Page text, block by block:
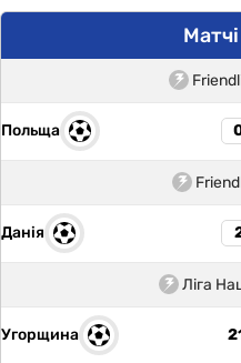
Польща
Данія
Ліга
Угорщина